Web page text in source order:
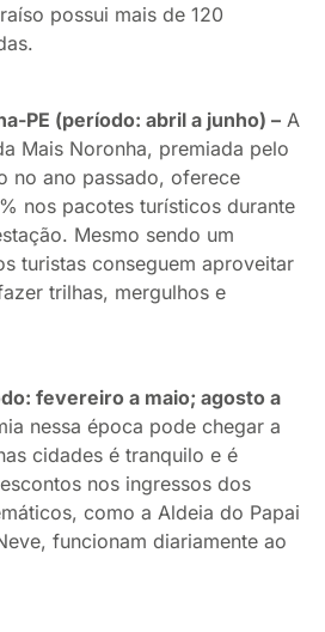
possui mais de 120
PE (período: abril a junho) – A
Mais Noronha, premiada pelo
no ano passado, oferece
nos pacotes turísticos durante
Mesmo sendo um
turistas conseguem aproveitar
trilhas, mergulhos e
fevereiro a maio; agosto a
nessa época pode chegar a
cidades é tranquilo e é
nos ingressos dos
como a Aldeia do Papai
funcionam diariamente ao